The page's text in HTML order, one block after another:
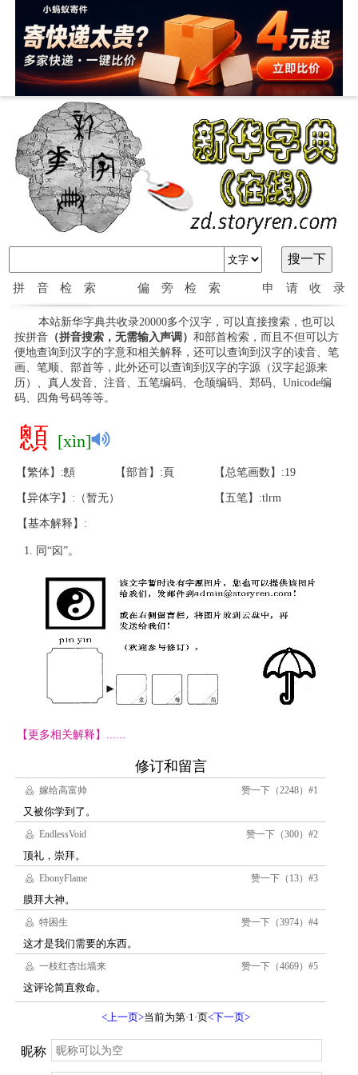
拼音检索 偏旁检索 申请收录
本站新华字典共收录20000多个汉字，可以直接搜索，也可以
按拼音（拼音搜索，无需输入声调） 和部首检索，而且不但可以方
便地查询到汉字的字意和相关解释，还可以查询到汉字的读音、笔
画、笔顺、部首等，此外还可以查询到汉字的字源（汉字起源来
历）、真人发音、注音、五笔编码、仓颉编码、郑码、Unicode编
码、四角号码等等。
顖 [xìn]
【繁体】:顖 【部首】:頁 【总笔画数】:19
【异体字】:（暂无） 【五笔】:tlrm
【基本解释】:
同“囟”。
【更多相关解释】......